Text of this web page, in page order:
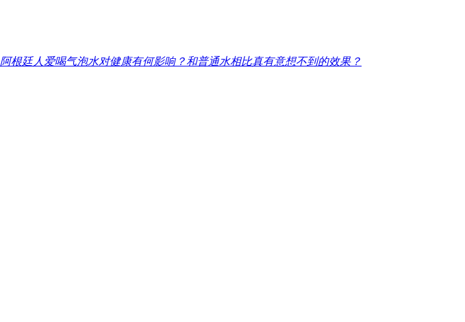
阿根廷人爱喝气泡水对健康有何影响？和普通水相比真有意想不到的效果？